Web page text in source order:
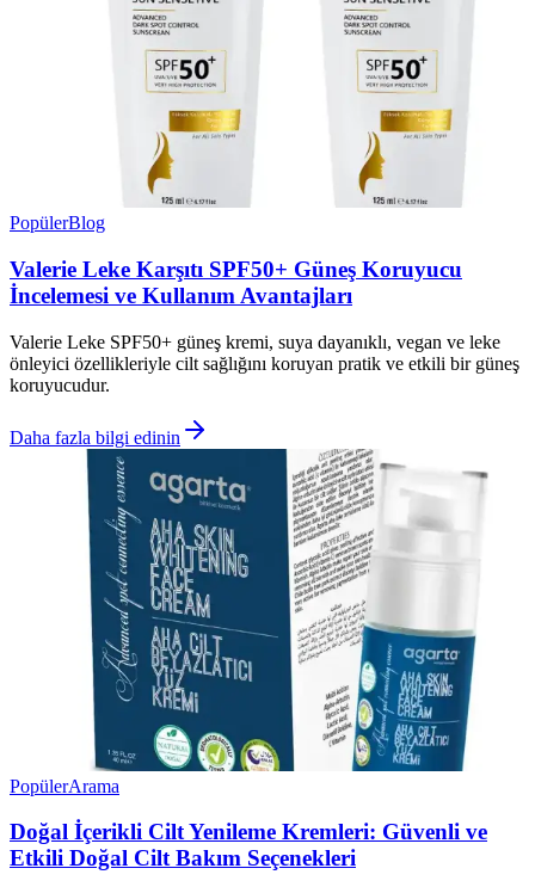
PopülerBlog
Valerie Leke Karşıtı SPF50+ Güneş Koruyucu
İncelemesi ve Kullanım Avantajları
Valerie Leke SPF50+ güneş kremi, suya dayanıklı, vegan ve leke
önleyici özellikleriyle cilt sağlığını koruyan pratik ve etkili bir güneş
koruyucudur.
Daha fazla bilgi edinin
PopülerArama
Doğal İçerikli Cilt Yenileme Kremleri: Güvenli ve
Etkili Doğal Cilt Bakım Seçenekleri